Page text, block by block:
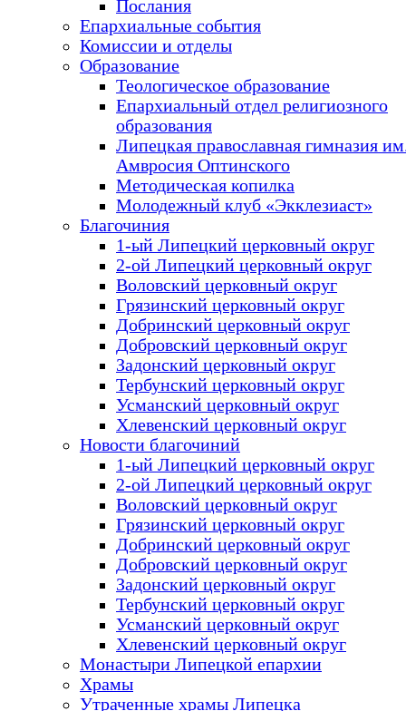
Послания
Епархиальные события
Комиссии и отделы
Образование
Теологическое образование
Епархиальный отдел религиозного
образования
Липецкая православная гимназия
Амвросия Оптинского
Методическая копилка
Молодежный клуб «Экклезиаст»
Благочиния
1-ый Липецкий церковный округ
2-ой Липецкий церковный округ
Воловский церковный округ
Грязинский церковный округ
Добринский церковный округ
Добровский церковный округ
Задонский церковный округ
Тербунский церковный округ
Усманский церковный округ
Хлевенский церковный округ
Новости благочиний
1-ый Липецкий церковный округ
2-ой Липецкий церковный округ
Воловский церковный округ
Грязинский церковный округ
Добринский церковный округ
Добровский церковный округ
Задонский церковный округ
Тербунский церковный округ
Усманский церковный округ
Хлевенский церковный округ
Монастыри Липецкой епархии
Храмы
Утраченные храмы Липецка